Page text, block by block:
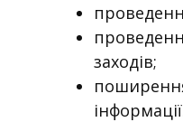
заходів;